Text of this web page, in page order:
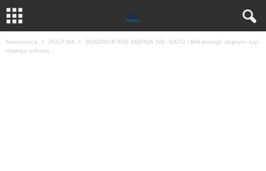
Naslovnica POLITIKA
DOGOVOR KOJI MIJENJA SVE: NATO i BiH postigli dogovor koji
mijenja odnose...